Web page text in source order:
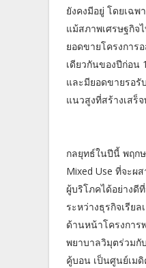
ยังคงมีอยู่ โดยเฉ
แม้สภาพเศรษฐกิจ
ยอดขายโครงการ
เดียวกันของปีก่อน
และมียอดขายรอรั
แนวสูงที่สร้างเสร็
กลยุทธ์ในปีนี้ พฤก
Mixed Use ที่จะผ
ผู้บริโภคได้อย่างดี
ระหว่างธุรกิจเรีย
ด้านหน้าโครงการ
พยาบาลวิมุตร่วมกั
คู้บอน เป็นศูนย์เม